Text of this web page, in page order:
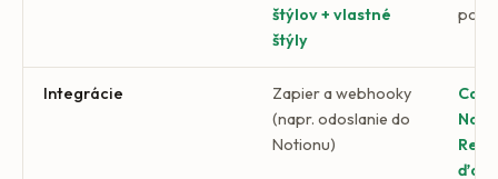
štýlov + vlastné
štýly
Integrácie
Zapier a webhooky
(napr. odoslanie do
Notionu)